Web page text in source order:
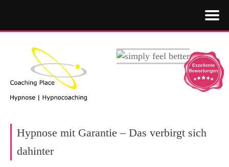
Hypnose mit Garantie – Das verbirgt sich
dahinter